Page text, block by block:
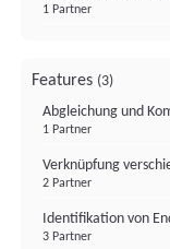
1 Partner
Features (3)
Abgleichung und
1 Partner
Verknüpfung
2 Partner
Identifikation von
3 Partner